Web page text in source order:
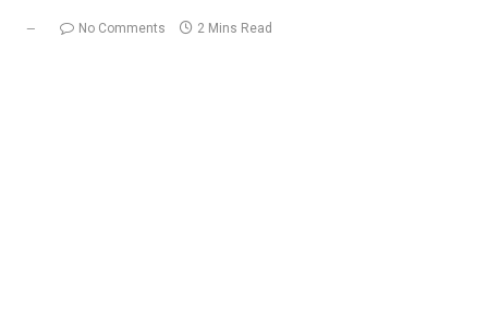
No Comments 2 Mins Read